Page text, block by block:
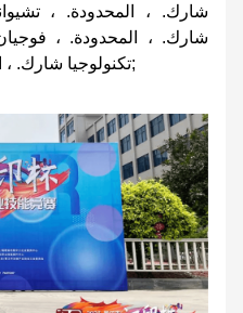
شارك. ، المحدودة. ،
شارك. ، المحدودة. ،
تكنولوجيا شارك. ، المحدودة.تقديم الدعم.&نبسب;